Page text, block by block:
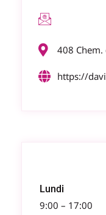
408
https://
Lundi
9:00 – 17:00